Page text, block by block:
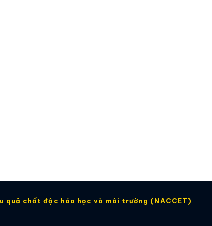
quả chất độc hóa học và môi trường (NACCET)